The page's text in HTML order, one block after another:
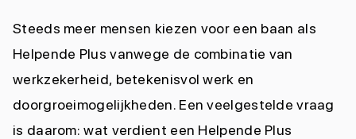
Steeds meer mensen kiezen voor een baan als
Helpende Plus vanwege de combinatie van
werkzekerheid, betekenisvol werk en
doorgroeimogelijkheden. Een veelgestelde vraag
is daarom: wat verdient een Helpende Plus